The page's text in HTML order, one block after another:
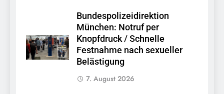
Bundespolizeidirektion
München: Notruf per
Knopfdruck / Schnelle
Festnahme nach sexueller
Belästigung
7. August 2026